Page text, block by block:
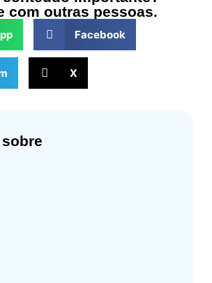
com outras pessoas.
Facebook
X